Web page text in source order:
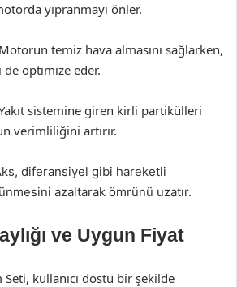
yıpranmayı önler.
Motorun temiz hava almasını sağlarken,
optimize eder.
sistemine giren kirli partikülleri
verimliliğini artırır.
diferansiyel gibi hareketli
azaltarak ömrünü uzatır.
ve Uygun Fiyat
kullanıcı dostu bir şekilde